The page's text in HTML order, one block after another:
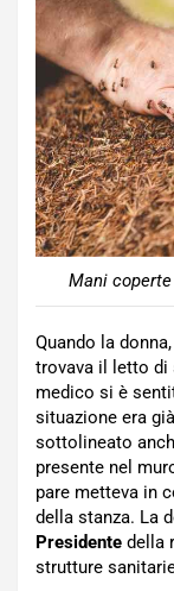
Mani
Quando la
trovava il letto di
medico si è
situazione era
sottolineato
presente nel
pare metteva in
della stanza. La
Presidente della
strutture